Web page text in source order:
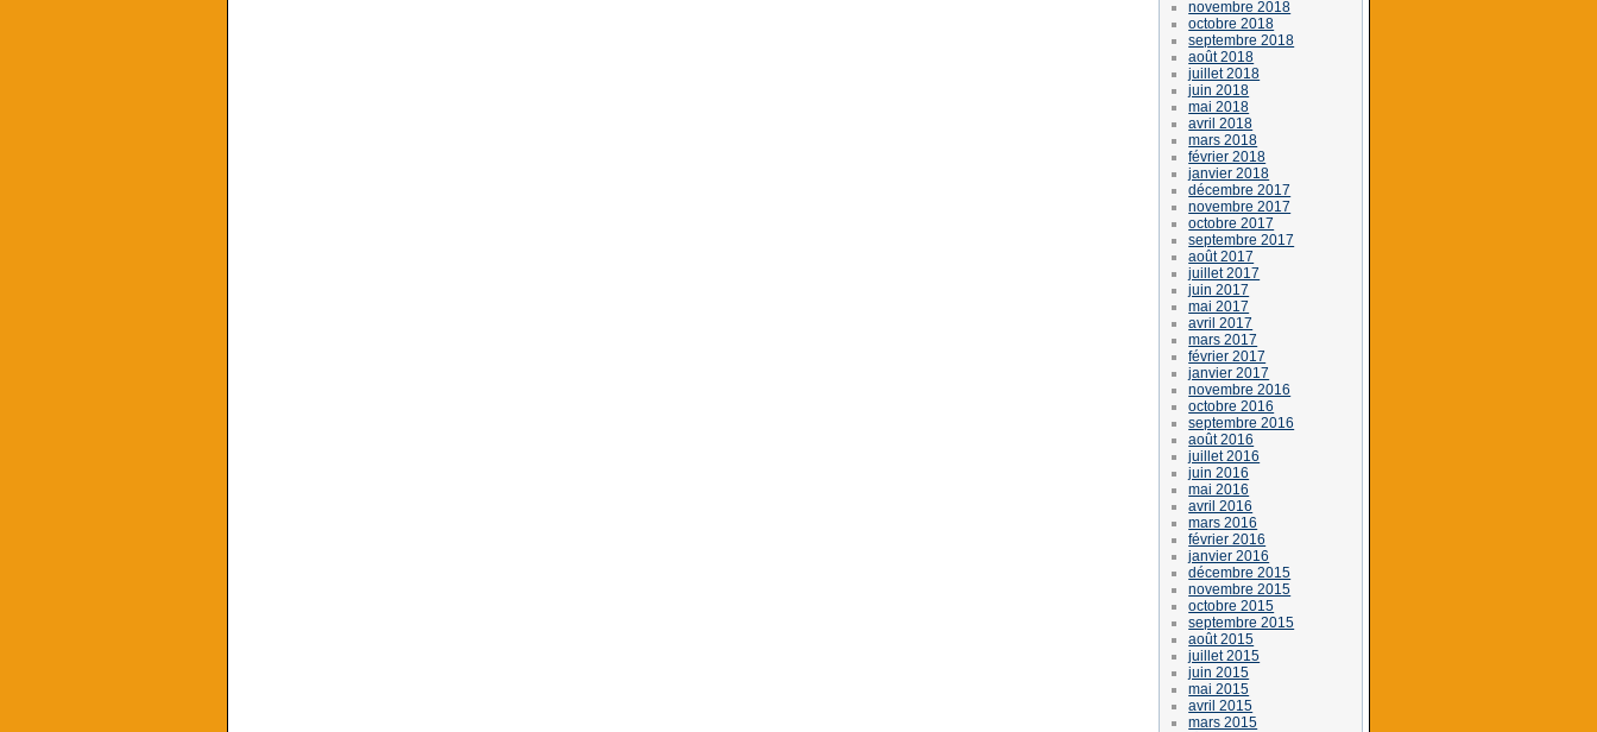
novembre 2018
octobre 2018
septembre 2018
août 2018
juillet 2018
juin 2018
mai 2018
avril 2018
mars 2018
février 2018
janvier 2018
décembre 2017
novembre 2017
octobre 2017
septembre 2017
août 2017
juillet 2017
juin 2017
mai 2017
avril 2017
mars 2017
février 2017
janvier 2017
novembre 2016
octobre 2016
septembre 2016
août 2016
juillet 2016
juin 2016
mai 2016
avril 2016
mars 2016
février 2016
janvier 2016
décembre 2015
novembre 2015
octobre 2015
septembre 2015
août 2015
juillet 2015
juin 2015
mai 2015
avril 2015
mars 2015